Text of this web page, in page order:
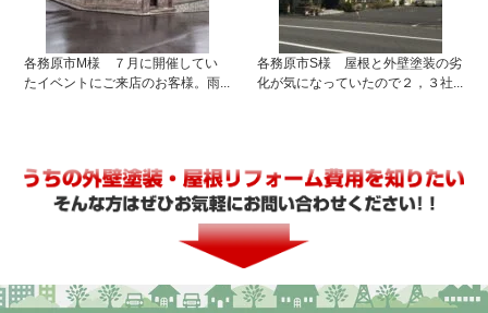
各務原市M様 ７月に開催してい
たイベントにご来店のお客様。雨...
各務原市S様 屋根と外壁塗装の劣
化が気になっていたので２，３社...